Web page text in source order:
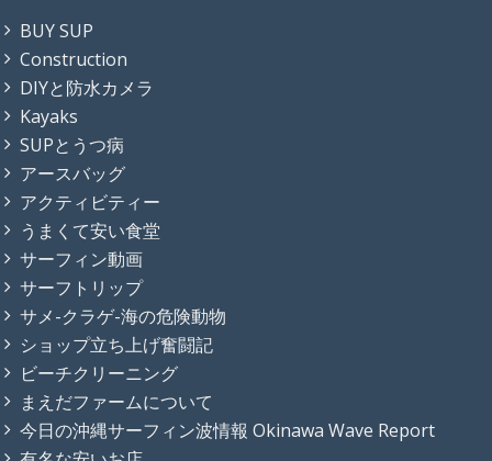
BUY SUP
Construction
DIYと防水カメラ
Kayaks
SUPとうつ病
アースバッグ
アクティビティー
うまくて安い食堂
サーフィン動画
サーフトリップ
サメ-クラゲ-海の危険動物
ショップ立ち上げ奮闘記
ビーチクリーニング
まえだファームについて
今日の沖縄サーフィン波情報 Okinawa Wave Report